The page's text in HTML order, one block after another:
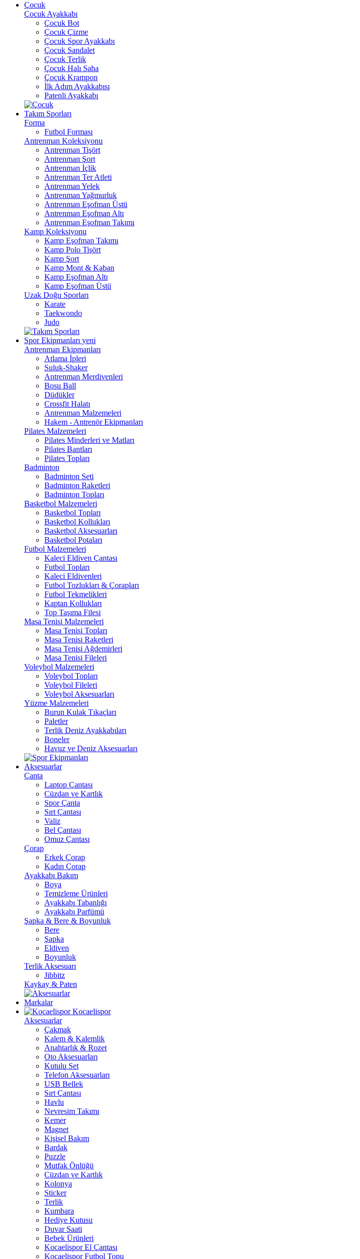
Çocuk
Çocuk Ayakkabı
Çocuk Bot
Çocuk Çizme
Çocuk Spor Ayakkabı
Çocuk Sandalet
Çocuk Terlik
Çocuk Halı Saha
Çocuk Krampon
İlk Adım Ayakkabısı
Patenli Ayakkabı
Takım Sporları
Forma
Futbol Forması
Antrenman Koleksiyonu
Antrenman Tişört
Antrenman Şort
Antrenman İçlik
Antrenman Ter Atleti
Antrenman Yelek
Antrenman Yağmurluk
Antrenman Eşofman Üstü
Antrenman Eşofman Altı
Antrenman Eşofman Takımı
Kamp Koleksiyonu
Kamp Eşofman Takımı
Kamp Polo Tişört
Kamp Şort
Kamp Mont & Kaban
Kamp Eşofman Altı
Kamp Eşofman Üstü
Uzak Doğu Sporları
Karate
Taekwondo
Judo
Spor Ekipmanları yeni
Antrenman Ekipmanları
Atlama İpleri
Suluk-Shaker
Antrenman Merdivenleri
Bosu Ball
Düdükler
Crossfit Halatı
Antrenman Malzemeleri
Hakem - Antrenör Ekipmanları
Pilates Malzemeleri
Pilates Minderleri ve Matları
Pilates Bantları
Pilates Topları
Badminton
Badminton Seti
Badminton Raketleri
Badminton Topları
Basketbol Malzemeleri
Basketbol Topları
Basketbol Kollukları
Basketbol Aksesuarları
Basketbol Potaları
Futbol Malzemeleri
Kaleci Eldiven Çantası
Futbol Topları
Kaleci Eldivenleri
Futbol Tozlukları & Çorapları
Futbol Tekmelikleri
Kaptan Kollukları
Top Taşıma Filesi
Masa Tenisi Malzemeleri
Masa Tenisi Topları
Masa Tenisi Raketleri
Masa Tenisi Ağdemirleri
Masa Tenisi Fileleri
Voleybol Malzemeleri
Voleybol Topları
Voleybol Fileleri
Voleybol Aksesuarları
Yüzme Malzemeleri
Burun Kulak Tıkaçları
Paletler
Terlik Deniz Ayakkabıları
Boneler
Havuz ve Deniz Aksesuarları
Aksesuarlar
Çanta
Laptop Çantası
Cüzdan ve Kartlık
Spor Çanta
Sırt Çantası
Valiz
Bel Çantası
Omuz Çantası
Çorap
Erkek Çorap
Kadın Çorap
Ayakkabı Bakım
Boya
Temizleme Ürünleri
Ayakkabı Tabanlığı
Ayakkabı Parfümü
Şapka & Bere & Boyunluk
Bere
Şapka
Eldiven
Boyunluk
Terlik Aksesuarı
Jibbitz
Kaykay & Paten
Markalar
Kocaelispor
Aksesuarlar
Çakmak
Kalem & Kalemlik
Anahtarlık & Rozet
Oto Aksesuarları
Kutulu Set
Telefon Aksesuarları
USB Bellek
Sırt Çantası
Havlu
Nevresim Takımı
Kemer
Magnet
Kişisel Bakım
Bardak
Puzzle
Mutfak Önlüğü
Cüzdan ve Kartlık
Kolonya
Sticker
Terlik
Kumbara
Hediye Kutusu
Duvar Saati
Bebek Ürünleri
Kocaelispor El Çantası
Kocaelispor Futbol Topu